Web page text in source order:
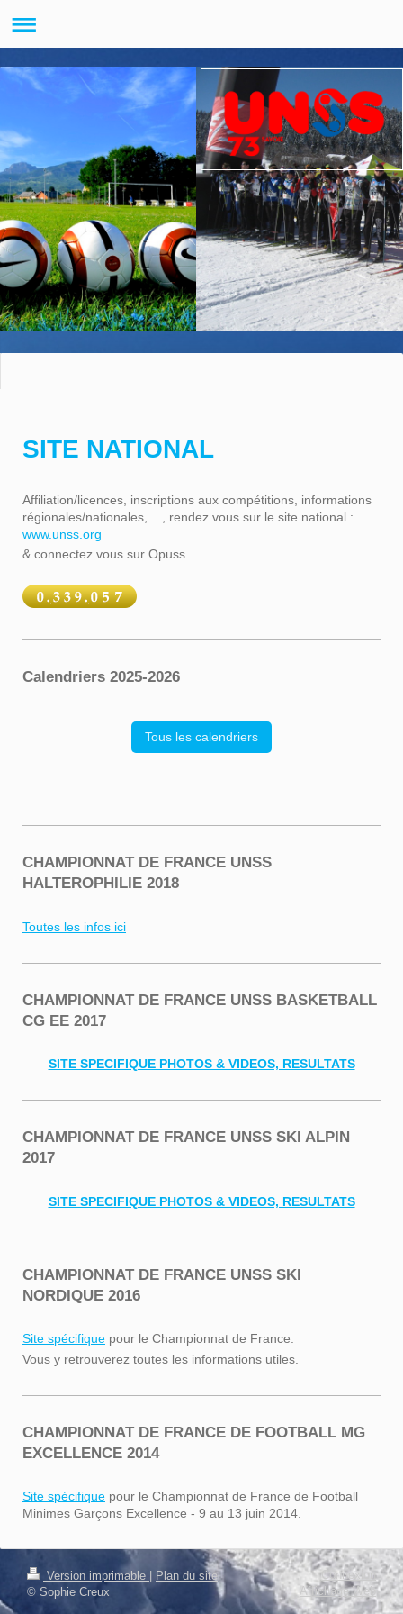
SITE NATIONAL
Affiliation/licences, inscriptions aux compétitions, informations
régionales/nationales, ..., rendez vous sur le site national :
www.unss.org
& connectez vous sur Opuss.
Calendriers 2025-2026
Tous les calendriers
CHAMPIONNAT DE FRANCE UNSS
HALTEROPHILIE 2018
Toutes les infos ici
CHAMPIONNAT DE FRANCE UNSS BASKETBALL
CG EE 2017
SITE SPECIFIQUE PHOTOS & VIDEOS, RESULTATS
CHAMPIONNAT DE FRANCE UNSS SKI ALPIN
2017
SITE SPECIFIQUE PHOTOS & VIDEOS, RESULTATS
CHAMPIONNAT DE FRANCE UNSS SKI
NORDIQUE 2016
Site spécifique pour le Championnat de France.
Vous y retrouverez toutes les informations utiles.
CHAMPIONNAT DE FRANCE DE FOOTBALL MG
EXCELLENCE 2014
Site spécifique pour le Championnat de France de Football
Minimes Garçons Excellence - 9 au 13 juin 2014.
Version imprimable
Plan du site
© Sophie Creux
Connexion
Affichage Web